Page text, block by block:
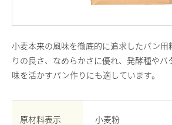
English
Chinese
小麦本来の風味を徹底的に追求したパン用
りの良さ、なめらかさに優れ、発酵種や
味を活かすパン作りにも適しています。
原材料表示 小麦粉